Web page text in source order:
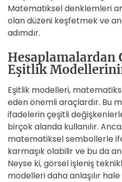
Matematiksel denklemleri
olan düzeni keşfetmek ve
adımdır.
Hesaplamalardan
Eşitlik
Eşitlik modelleri,
eden önemli araçlardır. Bu
ifadelerin çeşitli
birçok alanda kullanılır.
matematiksel sembollerle
karmaşık olabilir ve bu da
Neyse ki, görsel işleniş
modelleri daha anlaşılır